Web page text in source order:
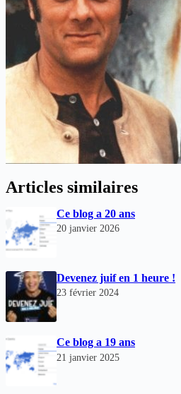
Articles similaires
Ce blog a 20 ans
20 janvier 2026
Devenez juif en 1 heure !
23 février 2024
Ce blog a 19 ans
21 janvier 2025